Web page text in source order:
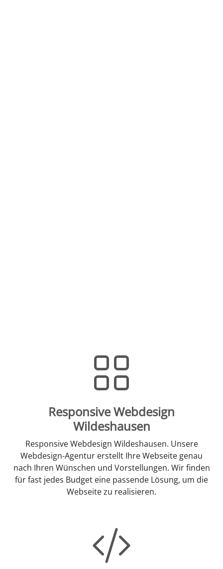
Responsive Webdesign
Wildeshausen
Responsive Webdesign Wildeshausen. Unsere
Webdesign-Agentur erstellt Ihre Webseite genau
nach Ihren Wünschen und Vorstellungen. Wir finden
für fast jedes Budget eine passende Lösung, um die
Webseite zu realisieren.